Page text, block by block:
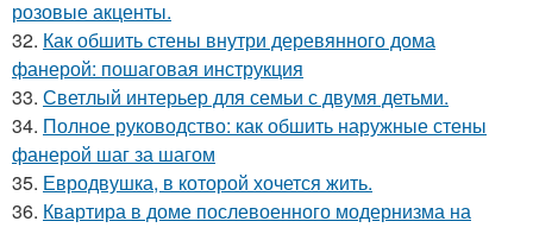
розовые акценты.
32. Как обшить стены внутри деревянного дома
фанерой: пошаговая инструкция
33. Светлый интерьер для семьи с двумя детьми.
34. Полное руководство: как обшить наружные стены
фанерой шаг за шагом
35. Евродвушка, в которой хочется жить.
36. Квартира в доме послевоенного модернизма на